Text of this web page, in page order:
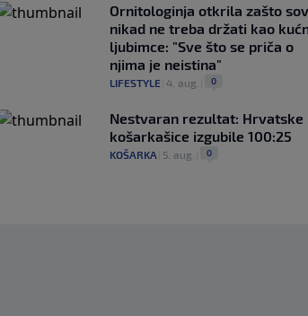
Ornitologinja otkrila zašto
nikad ne treba držati kao
ljubimce: "Sve što se priča o
njima je neistina"
LIFESTYLE| 4. aug. 0
Nestvaran rezultat: Hrvatske
košarkašice izgubile 100:25
KOŠARKA 5. aug. 0